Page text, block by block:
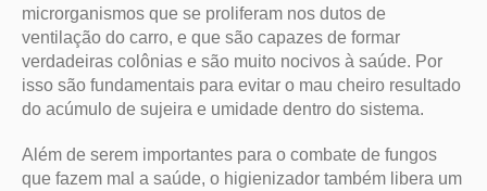
microrganismos que se proliferam nos dutos de
ventilação do carro, e que são capazes de formar
verdadeiras colônias e são muito nocivos à saúde. Por
isso são fundamentais para evitar o mau cheiro resultado
do acúmulo de sujeira e umidade dentro do sistema.
Além de serem importantes para o combate de fungos
que fazem mal a saúde, o higienizador também libera um